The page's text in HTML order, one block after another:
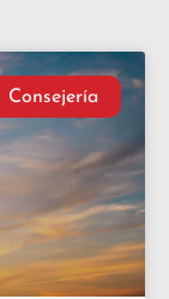
Consejería